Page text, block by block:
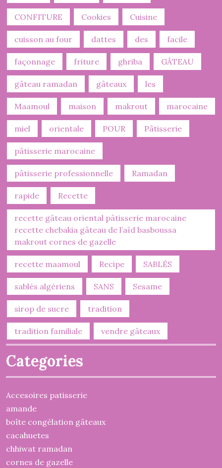
CONFITURE Cookies Cuisine
cuisson au four dattes des facile
façonnage friture ghriba GÂTEAU
gâteau ramadan gâteaux les
Maamoul maison makrout marocaine
miel orientale POUR Pâtisserie
pâtisserie marocaine
pâtisserie professionnelle Ramadan
rapide Recette
recette gâteau oriental pâtisserie marocaine
recette chebakia gâteau de l’aïd basboussa
makrout cornes de gazelle
recette maamoul Recipe SABLÉS
sablés algériens SANS Sesame
sirop de sucre tradition
tradition familiale vendre gâteaux
Categories
Accesoires patisserie
amande
boîte congélation gâteaux
cacahuetes
chhiwat ramadan
cornes de gazelle